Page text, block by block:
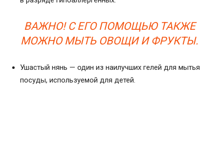
ВАЖНО! С ЕГО ПОМОЩЬЮ ТАКЖЕ
МОЖНО МЫТЬ ОВОЩИ И ФРУКТЫ.
Ушастый нянь — один из наилучших гелей для мытья
посуды, используемой для детей.